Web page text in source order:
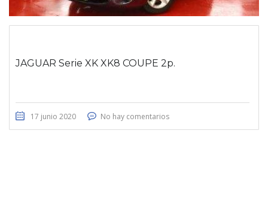
JAGUAR Serie XK XK8 COUPE 2p.
17 junio 2020 No hay comentarios